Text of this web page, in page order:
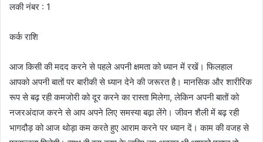
लकी नंबर : 1
कर्क राशि
आज किसी की मदद करने से पहले अपनी क्षमता को ध्यान में रखें। फिलहाल
आपको अपनी बातों पर बारीकी से ध्यान देने की जरूरत है। मानसिक और शारीरिक
रूप से बढ़ रही कमजोरी को दूर करने का रास्ता मिलेगा, लेकिन अपनी बातों को
नजरअंदाज करने से आप अपने लिए समस्या बढ़ा लेंगे। जीवन शैली में बढ़ रही
भागदौड़ को आज थोड़ा कम करते हुए आराम करने पर ध्यान दें। काम की वजह से